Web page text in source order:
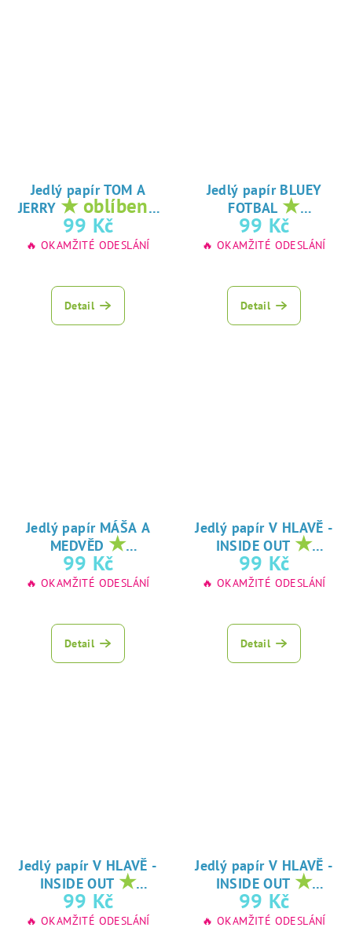
Jedlý papír TOM A
JERRY ★ oblíbený
tisk na jedlý
papír
99 Kč
🔥 OKAMŽITÉ ODESLÁNÍ
Detail
Jedlý papír BLUEY
FOTBAL ★
oblíbený tisk na
jedlý papír
99 Kč
🔥 OKAMŽITÉ ODESLÁNÍ
Detail
Jedlý papír MÁŠA A
MEDVĚD ★
oblíbený tisk na
jedlý papír
99 Kč
🔥 OKAMŽITÉ ODESLÁNÍ
Detail
Jedlý papír V HLAVĚ -
INSIDE OUT ★
oblíbený tisk na
jedlý papír
99 Kč
🔥 OKAMŽITÉ ODESLÁNÍ
Detail
Jedlý papír V HLAVĚ -
INSIDE OUT ★
oblíbený tisk na
jedlý papír
99 Kč
🔥 OKAMŽITÉ ODESLÁNÍ
Jedlý papír V HLAVĚ -
INSIDE OUT ★
oblíbený tisk na
jedlý papír
99 Kč
🔥 OKAMŽITÉ ODESLÁNÍ